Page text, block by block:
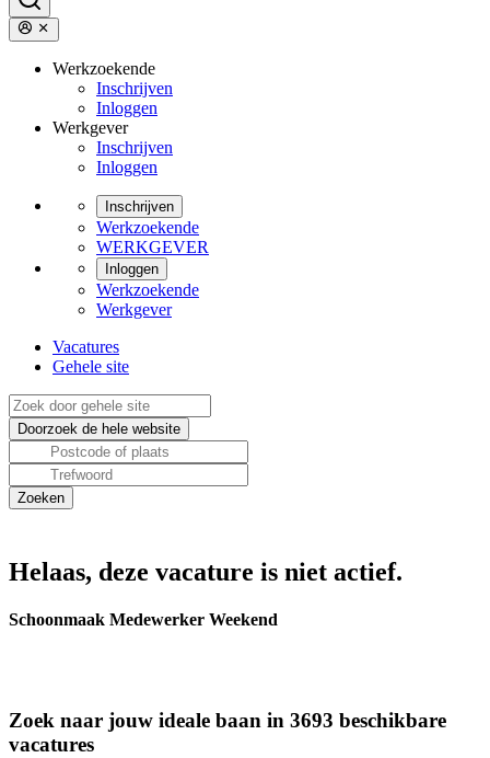
Werkzoekende
Inschrijven
Inloggen
Werkgever
Inschrijven
Inloggen
Inschrijven
Werkzoekende
WERKGEVER
Inloggen
Werkzoekende
Werkgever
Vacatures
Gehele site
Helaas, deze vacature is niet actief.
Schoonmaak Medewerker Weekend
Zoek naar jouw ideale baan in 3693 beschikbare
vacatures